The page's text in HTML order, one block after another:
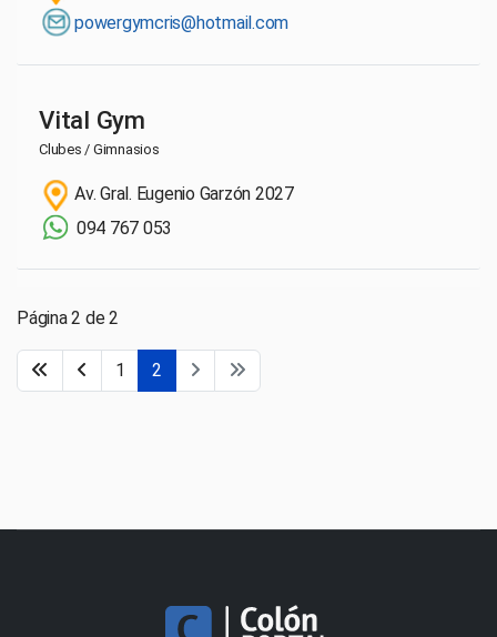
powergymcris@hotmail.com
Vital Gym
Clubes / Gimnasios
Av. Gral. Eugenio Garzón 2027
094 767 053
Página 2 de 2
1 2